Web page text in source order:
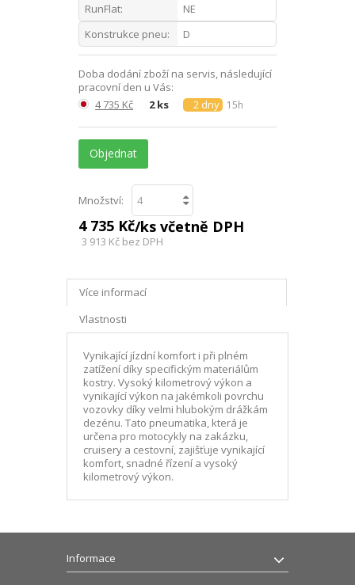
RunFlat:
NE
Konstrukce pneu:
D
Doba dodání zboží na servis, následující
pracovní den u Vás:
4 735 Kč
2 ks 2 dny 15h
Objednat
Množství:
4 735 Kč/ks včetně DPH
3 913 Kč bez DPH
Více informací
Vlastnosti
Vynikající jízdní komfort i při plném
zatížení díky specifickým materiálům
kostry. Vysoký kilometrový výkon a
vynikající výkon na jakémkoli povrchu
vozovky díky velmi hlubokým drážkám
dezénu. Tato pneumatika, která je
určena pro motocykly na zakázku,
cruisery a cestovní, zajišťuje vynikající
komfort, snadné řízení a vysoký
kilometrový výkon.
Informace